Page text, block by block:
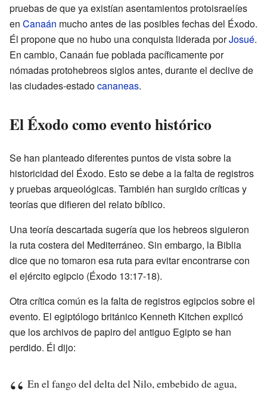
pruebas de que ya existían asentamientos protoisraelíes
en Canaán mucho antes de las posibles fechas del Éxodo.
Él propone que no hubo una conquista liderada porJosué.
En cambio, Canaán fue poblada pacíficamente por
nómadas protohebreos siglos antes, durante el declive de
las ciudades-estadocananeas.
El Éxodo como evento histórico
Se han planteado diferentes puntos de vista sobre la
historicidad del Éxodo. Esto se debe a la falta de registros
y pruebas arqueológicas. También han surgido críticas y
teorías que difieren del relato bíblico.
Una teoría descartada sugería que los hebreos siguieron
la ruta costera del Mediterráneo. Sin embargo, la Biblia
dice que no tomaron esa ruta para evitar encontrarse con
el ejército egipcio (Éxodo 13:17-18).
Otra crítica común es la falta de registros egipcios sobre el
evento. El egiptólogo británico Kenneth Kitchen explicó
que los archivos de papiro del antiguo Egipto se han
perdido. Él dijo:
En el fango del delta del Nilo, embebido de agua,